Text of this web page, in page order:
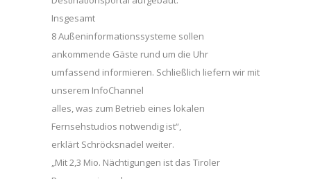
Insgesamt
8 Außeninformationssysteme sollen
ankommende Gäste rund um die Uhr
umfassend informieren. Schließlich liefern wir mit
unserem InfoChannel
alles, was zum Betrieb eines lokalen
Fernsehstudios notwendig ist“,
erklärt Schröcksnadel weiter.
„Mit 2,3 Mio. Nächtigungen ist das Tiroler